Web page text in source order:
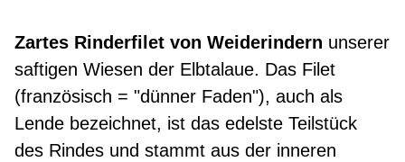
Zartes Rinderfilet von Weiderindern unserer
saftigen Wiesen der Elbtalaue. Das Filet
(französisch = "dünner Faden"), auch als
Lende bezeichnet, ist das edelste Teilstück
des Rindes und stammt aus der inneren